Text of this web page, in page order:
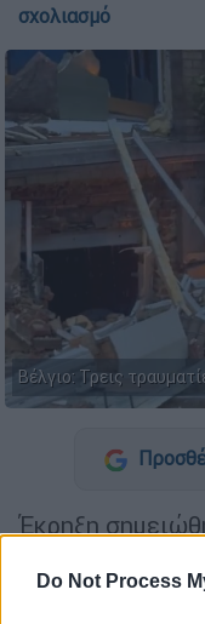
Do Not Process
σχολιασμό
Βέλγιο: Τρεις
Έκρηξη
σπίτι.Τρία